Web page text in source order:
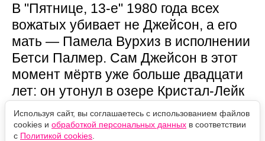
В "Пятнице, 13-е" 1980 года всех
вожатых убивает не Джейсон, а его
мать — Памела Вурхиз в исполнении
Бетси Палмер. Сам Джейсон в этот
момент мёртв уже больше двадцати
лет: он утонул в озере Кристал-Лейк
в 1957 году. Убийцей франшизы он
становится только во второй части.
Используя сайт, вы соглашаетесь с использованием файлов
cookies и обработкой персональных данных в соответствии
с Политикой cookies